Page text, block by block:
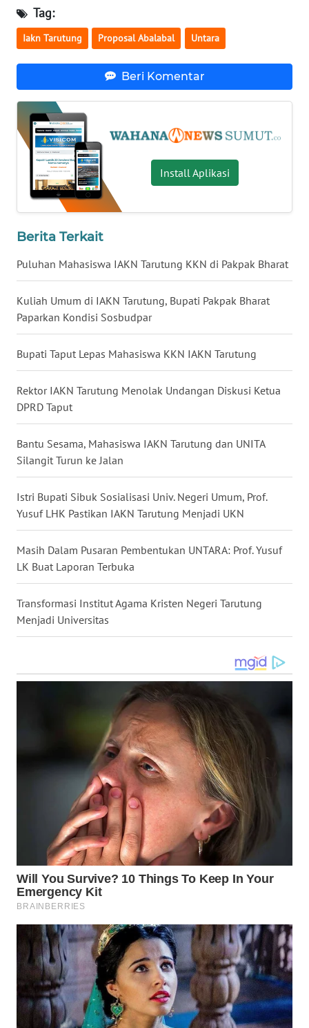
Tag:
Iakn Tarutung Proposal Abalabal Untara
Beri Komentar
Install Aplikasi
Berita Terkait
Puluhan Mahasiswa IAKN Tarutung KKN di Pakpak Bharat
Kuliah Umum di IAKN Tarutung, Bupati Pakpak Bharat
Paparkan Kondisi Sosbudpar
Bupati Taput Lepas Mahasiswa KKN IAKN Tarutung
Rektor IAKN Tarutung Menolak Undangan Diskusi Ketua
DPRD Taput
Bantu Sesama, Mahasiswa IAKN Tarutung dan UNITA
Silangit Turun ke Jalan
Istri Bupati Sibuk Sosialisasi Univ. Negeri Umum, Prof.
Yusuf LHK Pastikan IAKN Tarutung Menjadi UKN
Masih Dalam Pusaran Pembentukan UNTARA: Prof. Yusuf
LK Buat Laporan Terbuka
Transformasi Institut Agama Kristen Negeri Tarutung
Menjadi Universitas
KALBAR
WN
KALTARA
WN
KALSEL
WN
GORONTALO
WN
WN
MALUKU
WN
MALUT
WN
DAIRI
WN
DANAU
WN
SELATAN
LESUNG
WN
KARO
SIMALUNGUN
WN
LABUHANBATU
WN